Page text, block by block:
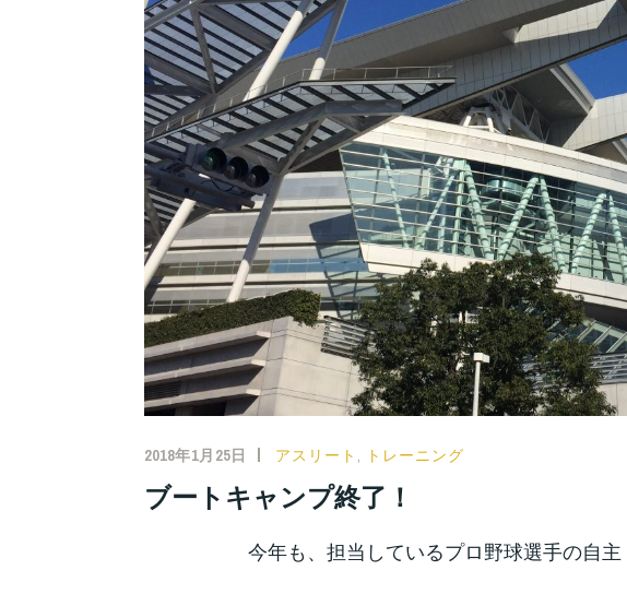
2018年1月25日 アスリート , トレーニング
ブートキャンプ終了！
今年も、担当しているプロ野球選手の自主